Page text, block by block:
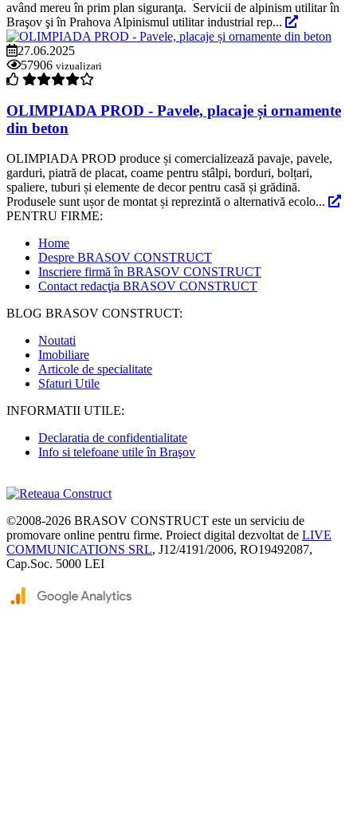
având mereu în prim plan siguranţa. Servicii de alpinism utilitar în
Braşov şi în Prahova Alpinismul utilitar industrial rep...
27.06.2025
57906 vizualizari
OLIMPIADA PROD - Pavele, placaje și ornamente
din beton
OLIMPIADA PROD produce și comercializează pavaje, pavele,
garduri, piatră de placat, coame pentru stâlpi, borduri, bolțari,
spaliere, tuburi și elemente de decor pentru casă și grădină.
Produsele sunt ușor de montat și reprezintă o alternativă ecolo...
PENTRU FIRME:
Home
Despre BRASOV CONSTRUCT
Inscriere firmă în BRASOV CONSTRUCT
Contact redacţia BRASOV CONSTRUCT
BLOG BRASOV CONSTRUCT:
Noutati
Imobiliare
Articole de specialitate
Sfaturi Utile
INFORMATII UTILE:
Declaratia de confidentialitate
Info si telefoane utile în Braşov
©2008-2026 BRASOV CONSTRUCT este un serviciu de
promovare online pentru firme. Proiect digital dezvoltat de LIVE
COMMUNICATIONS SRL, J12/4191/2006, RO19492087,
Cap.Soc. 5000 LEI